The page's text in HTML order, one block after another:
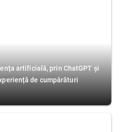
artificială, prin ChatGPT și
de cumpărături